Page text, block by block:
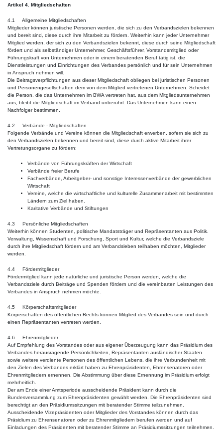
Artikel 4. Mitgliedschaften
4.1 Allgemeine Mitgliedschaften
Mitglieder können juristische Personen werden, die sich zu den Verbandszielen bekennen
und bereit sind, diese durch ihre Mitarbeit zu fördern. Weiterhin kann jeder Unternehmer
Mitglied werden, der sich zu den Verbandszielen bekennt, diese durch seine Mitgliedschaft
fördert und als selbständiger Unternehmer, Geschäftsführer, Vorstandsmitglied oder
Führungskraft von Unternehmen oder in einem beratenden Beruf tätig ist, die
Dienstleistungen und Einrichtungen des Verbandes persönlich und für sein Unternehmen
in Anspruch nehmen will.
Die Beitragsverpflichtungen aus dieser Mitgliedschaft obliegen bei juristischen Personen
und Personengesellschaften dem von dem Mitglied vertretenen Unternehmen. Scheidet
die Person, die das Unternehmen im BWA vertreten hat, aus dem Mitgliedsunternehmen
aus, bleibt die Mitgliedschaft im Verband unberührt. Das Unternehmen kann einen
Nachfolger bestimmen.
4.2 Verbände - Mitgliedschaften
Folgende Verbände und Vereine können die Mitgliedschaft erwerben, sofern sie sich zu
den Verbandszielen bekennen und bereit sind, diese durch aktive Mitarbeit ihrer
Vertretungsorgane zu fördern:
Verbände von Führungskräften der Wirtschaft
Verbände freier Berufe
Fachverbände, Arbeitgeber- und sonstige Interessenverbände der gewerblichen
Wirtschaft
Vereine, welche die wirtschaftliche und kulturelle Zusammenarbeit mit bestimmten
Ländern zum Ziel haben.
Karitative Verbände und Stiftungen
4.3 Persönliche Mitgliedschaften
Weiterhin können Studenten, politische Mandatsträger und Repräsentanten aus Politik.
Verwaltung, Wissenschaft und Forschung, Sport und Kultur, welche die Verbandsziele
durch ihre Mitgliedschaft fördern und am Verbandsleben teilhaben möchten, Mitglieder
werden.
4.4 Fördermitglieder
Fördermitglied kann jede natürliche und juristische Person werden, welche die
Verbandsziele durch Beiträge und Spenden fördern und die vereinbarten Leistungen des
Verbandes in Anspruch nehmen möchte.
4.5 Körperschaftsmitglieder
Körperschaften des öffentlichen Rechts können Mitglied des Verbandes sein und durch
einen Repräsentanten vertreten werden.
4.6 Ehrenmitglieder
Auf Empfehlung des Vorstandes oder aus eigener Überzeugung kann das Präsidium des
Verbandes herausragende Persönlichkeiten, Repräsentanten ausländischer Staaten
sowie weitere verdiente Personen des öffentlichen Lebens, die ihre Verbundenheit mit
den Zielen des Verbandes erklärt haben zu Ehrenpräsidenten, Ehrensenatoren oder
Ehrenmitgliedern ernennen. Die Abstimmung über diese Ernennung im Präsidium erfolgt
mehrheitlich.
Der am Ende einer Amtsperiode ausscheidende Präsident kann durch die
Bundesversammlung zum Ehrenpräsidenten gewählt werden. Die Ehrenpräsidenten sind
berechtigt an den Präsidiumssitzungen mit beratender Stimme teilzunehmen.
Ausscheidende Vizepräsidenten oder Mitglieder des Vorstandes können durch das
Präsidium zu Ehrensenatoren oder zu Ehrenmitgliedern berufen werden und auf
Einladungen des Präsidenten mit beratender Stimme an Präsidiumssitzungen teilnehmen.